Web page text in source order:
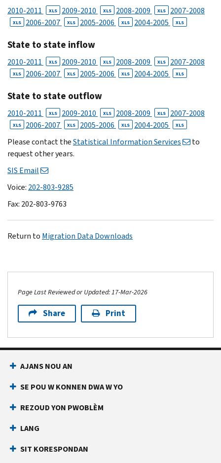
2010-2011 XLS 2009-2010 XLS 2008-2009 XLS 2007-2008
XLS 2006-2007 XLS 2005-2006 XLS 2004-2005 XLS
State to state inflow
2010-2011 XLS 2009-2010 XLS 2008-2009 XLS 2007-2008
XLS 2006-2007 XLS 2005-2006 XLS 2004-2005 XLS
State to state outflow
2010-2011 XLS 2009-2010 XLS 2008-2009 XLS 2007-2008
XLS 2006-2007 XLS 2005-2006 XLS 2004-2005 XLS
Please contact theStatistical Information Services
to
request other years.
SIS Email
Voice: 202-803-9285
Fax: 202-803-9763
Return to Migration Data Downloads
Page Last Reviewed or Updated: 17-Mar-2026
Share Print
AJANS NOU AN
SE POU W KONNEN DWA W YO
REZOUD YON PWOBLÈM
LANG
SIT KORESPONDAN